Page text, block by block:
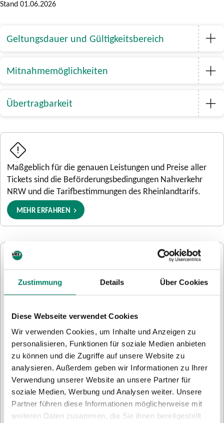
Zustimmung Details Über Cookies
Diese Webseite verwendet Cookies
Wir verwenden Cookies, um Inhalte und Anzeigen zu
personalisieren, Funktionen für soziale Medien anbieten
zu können und die Zugriffe auf unsere Website zu
analysieren. Außerdem geben wir Informationen zu Ihrer
Verwendung unserer Website an unsere Partner für
soziale Medien, Werbung und Analysen weiter. Unsere
Partner führen diese Informationen möglicherweise mit
weiteren Daten zusammen, die Sie ihnen bereitgestellt
die
Ticketpreise
das
nach
Preisstufen
Erwachsene,
jeweils
Handy-
und
Papiertickets.
Zusätzlich
wird
angezeigt,
wie
hoch
Abo
gibt
zehn
Preisstufen,
von
Preisstufe
Stand 01.06.2026
Geltungsdauer und Gültigkeitsbereich
Mitnahmemöglichkeiten
Übertragbarkeit
Maßgeblich für die genauen Leistungen und Preise aller
Tickets sind die Beförderungsbedingungen Nahverkehr
NRW und die Tarifbestimmungen des Rheinlandtarifs.
MEHR ERFAHREN
eezy.nrw – immer das günstigste
Ticket
fährst Du bequem und bargeldlos Bus & Bahn – im
Rheinland und in ganz NRW.
Das digitale Ticket buchst Du direkt mit Deinem
Smartphone. Wenn Du in der der VRS-App oder der App
Deines Verkehrsunternehmens Start und Ziel eingibst, wird
Dir neben der Preisstufe auch der eezy.nrw-Preis
angezeigt.
Mit eezy.nrw zahlst Du